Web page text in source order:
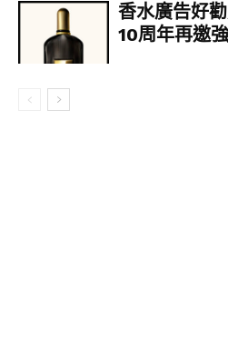
香水廣告好
10周年再邀